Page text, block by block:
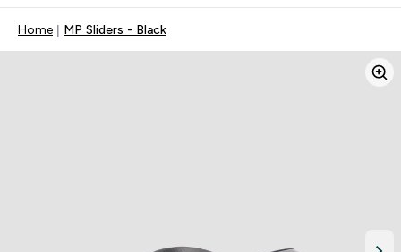
Home MP Sliders - Black